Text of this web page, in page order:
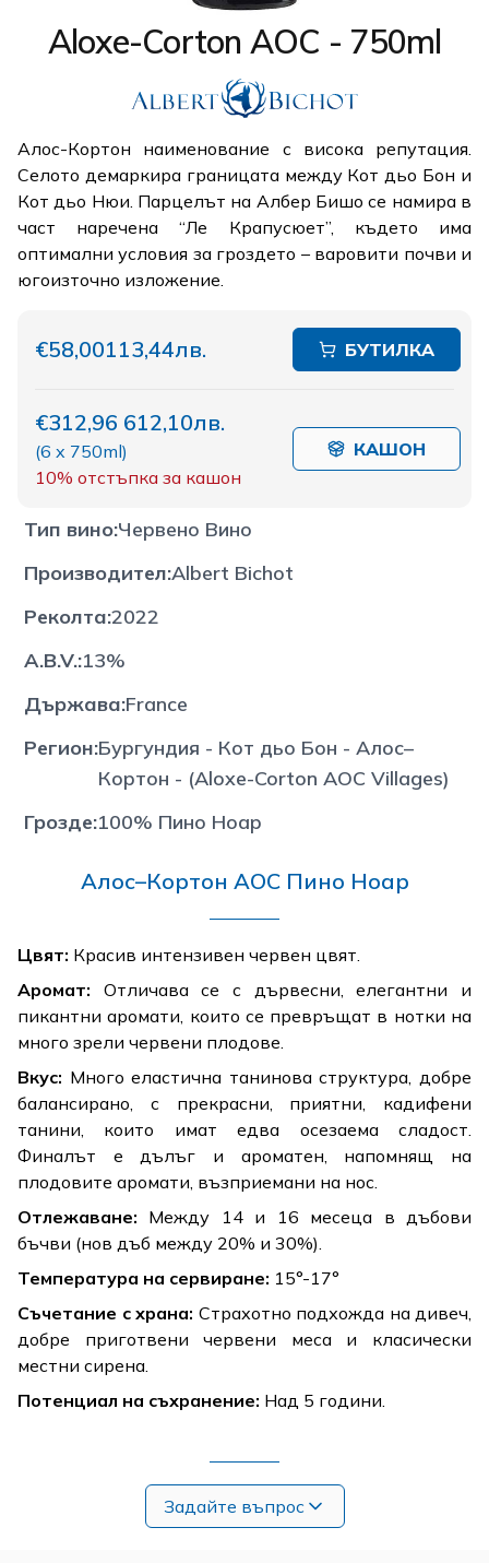
Aloxe-Corton AOC - 750ml
Алос-Кортон наименование с висока репутация.
Селото демаркира границата между Кот дьо Бон и
Кот дьо Нюи. Парцелът на Албер Бишо се намира в
част наречена “Ле Крапусюет”, където има
оптимални условия за гроздето – варовити почви и
югоизточно изложение.
€58,00113,44лв. БУТИЛКА
€312,96 612,10лв.
(6 x 750ml)
10% отстъпка за кашон
КАШОН
Тип вино:Червено Вино
Производител:Albert Bichot
Реколта:2022
A.B.V.:13%
Държава:France
Регион:Бургундия - Кот дьо Бон - Алос–
Кортон - (Aloxe-Corton AOC Villages)
Грозде:100% Пино Ноар
Алос–Кортон AOC Пино Ноар
Цвят: Красив интензивен червен цвят.
Аромат: Отличава се с дървесни, елегантни и
пикантни аромати, които се превръщат в нотки на
много зрели червени плодове.
Вкус: Много еластична танинова структура, добре
балансирано, с прекрасни, приятни, кадифени
танини, които имат едва осезаема сладост.
Финалът е дълъг и ароматен, напомнящ на
плодовите аромати, възприемани на нос.
Отлежаване: Между 14 и 16 месеца в дъбови
бъчви (нов дъб между 20% и 30%).
Температура на сервиране: 15°-17°
Съчетание с храна: Страхотно подхожда на дивеч,
добре приготвени червени меса и класически
местни сирена.
Потенциал на съхранение: Над 5 години.
Задайте въпрос